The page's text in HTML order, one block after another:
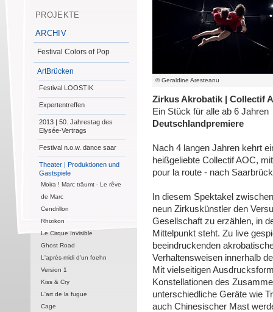
PROJEKTE
ARCHIV
Festival Colors of Pop
ArtBrücken
Festival LOOSTIK
Expertentreffen
2013 | 50. Jahrestag des
Elysée-Vertrags
Festival n.o.w. dance saar
Theater | Produktionen und
Gastspiele
Moira ! Marc träumt - Le rêve
de Marc
Cendrillon
Rhizikon
Le Cirque Invisible
Ghost Road
L'après-midi d'un foehn
Version 1
Kiss & Cry
L'art de la fugue
Cage
© Geraldine Aresteanu
Zirkus Akrobatik | Collectif
Ein Stück für alle ab 6 Jahren
Deutschlandpremiere
Nach 4 langen Jahren kehrt
heißgeliebte Collectif AOC,
pour la route - nach
In diesem Spektakel
neun Zirkuskünstler den
Gesellschaft zu erzählen, in
Mittelpunkt steht. Zu live
beeindruckenden
Verhaltensweisen innerhalb
Mit vielseitigen
Konstellationen des
unterschiedliche Geräte wie
auch Chinesischer Mast